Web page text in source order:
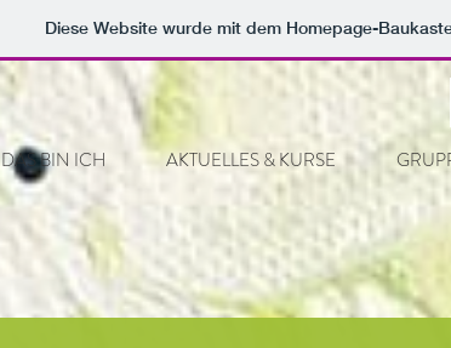
Diese Website wurde mit dem Homepage-
DAS BIN ICH AKTUELLES & KURSE